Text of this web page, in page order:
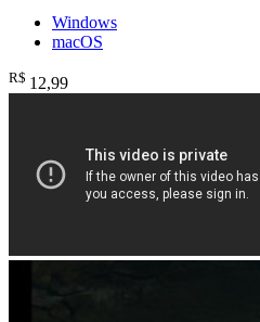
Windows
macOS
R$ 12,99